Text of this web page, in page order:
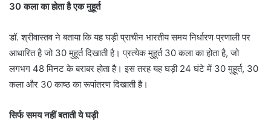
30 कला का होता है एक मुहूर्त
डॉ. श्रीवास्तव ने बताया कि यह घड़ी प्राचीन भारतीय समय निर्धारण प्रणाली पर
आधारित है जो 30 मुहूर्त दिखाती है। प्रत्येक मुहूर्त 30 कला का होता है, जो
लगभग 48 मिनट के बराबर होता है। इस तरह यह घड़ी 24 घंटे में 30 मुहूर्त, 30
कला और 30 काष्ठ का रूपांतरण दिखाती है।
सिर्फ समय नहीं बताती ये घड़ी